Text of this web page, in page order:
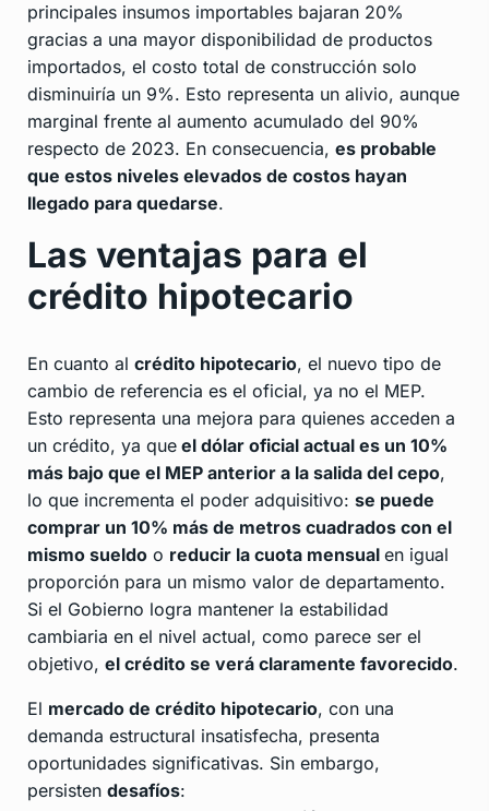
principales insumos importables bajaran 20%
gracias a una mayor disponibilidad de productos
importados, el costo total de construcción solo
disminuiría un 9%. Esto representa un alivio, aunque
marginal frente al aumento acumulado del 90%
respecto de 2023. En consecuencia, es probable
que estos niveles elevados de costos hayan
llegado para quedarse.
Las ventajas para el
crédito hipotecario
En cuanto al crédito hipotecario, el nuevo tipo de
cambio de referencia es el oficial, ya no el MEP.
Esto representa una mejora para quienes acceden a
un crédito, ya que el dólar oficial actual es un 10%
más bajo que el MEP anterior a la salida del cepo,
lo que incrementa el poder adquisitivo: se puede
comprar un 10% más de metros cuadrados con el
mismo sueldo o reducir la cuota mensual en igual
proporción para un mismo valor de departamento.
Si el Gobierno logra mantener la estabilidad
cambiaria en el nivel actual, como parece ser el
objetivo, el crédito se verá claramente favorecido.
El mercado de crédito hipotecario, con una
demanda estructural insatisfecha, presenta
oportunidades significativas. Sin embargo,
persisten desafíos: